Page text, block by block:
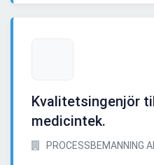
Kvalitetsingenjör
medicintek.
PROCESSBEMANNING